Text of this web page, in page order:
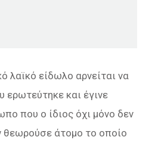
λαϊκό είδωλο αρνείται να
ερωτεύτηκε και έγινε
που ο ίδιος όχι μόνο δεν
θεωρούσε άτομο το οποίο